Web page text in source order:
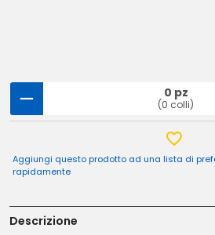
0 pz
(0 colli)
Aggiungi questo prodotto ad una lista di
rapidamente
Descrizione